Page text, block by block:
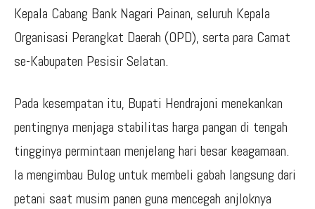
Kepala Cabang Bank Nagari Painan, seluruh Kepala
Organisasi Perangkat Daerah (OPD), serta para Camat
se-Kabupaten Pesisir Selatan.
Pada kesempatan itu, Bupati Hendrajoni menekankan
pentingnya menjaga stabilitas harga pangan di tengah
tingginya permintaan menjelang hari besar keagamaan.
Ia mengimbau Bulog untuk membeli gabah langsung dari
petani saat musim panen guna mencegah anjloknya